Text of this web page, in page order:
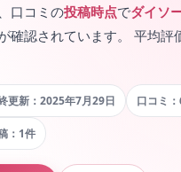
口コミの投稿時点でダイソ
確認されています。 平均評
更新：2025年7月29日 口コミ
：1件